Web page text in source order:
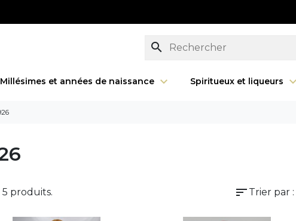
search
Millésimes et années de naissance Spiritueux et liqueurs
5 produits. sort Trier par :